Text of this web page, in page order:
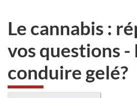
Le cannabis :
vos questions -
conduire gelé?